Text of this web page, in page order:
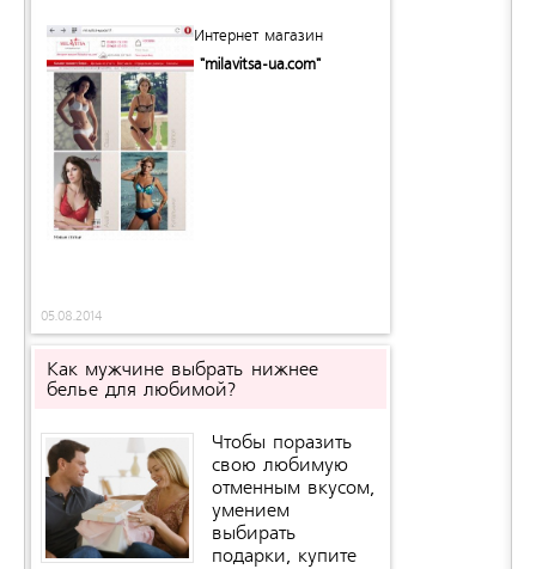
Интернет магазин
"milavitsa-ua.com"
предлагает удобное и элегантное женское
нижнее белье (с разнообразием цветов и
05.08.2014
Как мужчине выбрать нижнее
белье для любимой?
Чтобы поразить
свою любимую
отменным вкусом,
умением
выбирать
подарки, купите